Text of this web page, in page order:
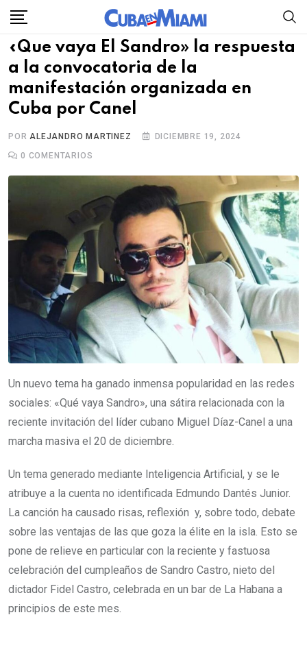
Skip
content
«Que vaya El Sandro» la respuesta
a la convocatoria de la
manifestación organizada en
Cuba por Canel
PORALEJANDRO MARTINEZ
DICIEMBRE 19, 2024
0 COMENTARIOS
Un nuevo tema ha ganado inmensa popularidad en las redes
sociales: «Qué vaya Sandro», una sátira relacionada con la
reciente invitación del líder cubano Miguel Díaz-Canel a una
marcha masiva el 20 de diciembre.
Un tema generado mediante Inteligencia Artificial, y se le
atribuye a la cuenta no identificada Edmundo Dantés Junior.
La canción ha causado risas, reflexión y, sobre todo, debate
sobre las ventajas de las que goza la élite en la isla. Esto se
pone de relieve en particular con la reciente y fastuosa
celebración del cumpleaños de Sandro Castro, nieto del
dictador Fidel Castro, celebrada en un bar de La Habana a
principios de este mes.